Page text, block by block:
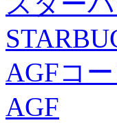
AGFコ
AGF